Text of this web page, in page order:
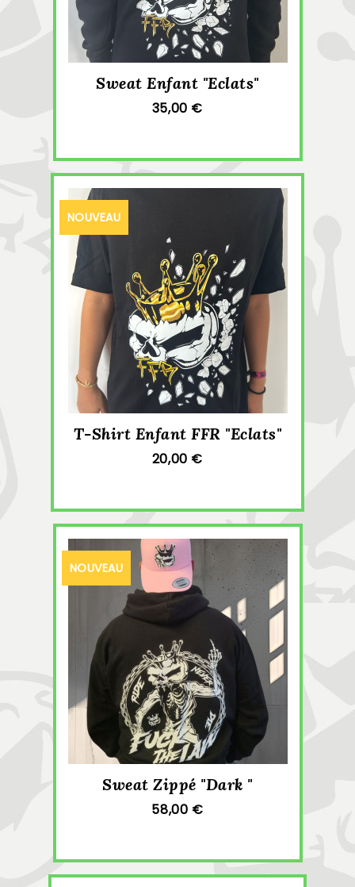
Sweat Enfant "Eclats"
35,00 €
NOUVEAU
T-Shirt Enfant FFR "Eclats"
20,00 €
NOUVEAU
Sweat Zippé "Dark "
58,00 €